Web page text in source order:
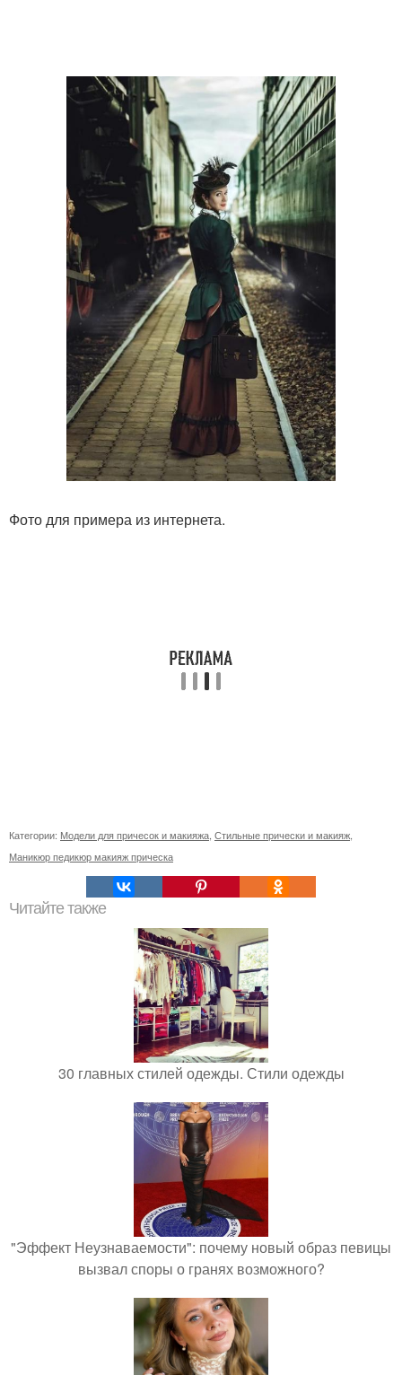
Фото для примера из интернета.
Категории: Модели для причесок и макияжа Стильные прически и макияж
Маникюр педикюр макияж прическа
Читайте также
30 главных стилей одежды. Стили одежды
"Эффект Неузнаваемости": почему новый образ певицы
вызвал споры о гранях возможного?